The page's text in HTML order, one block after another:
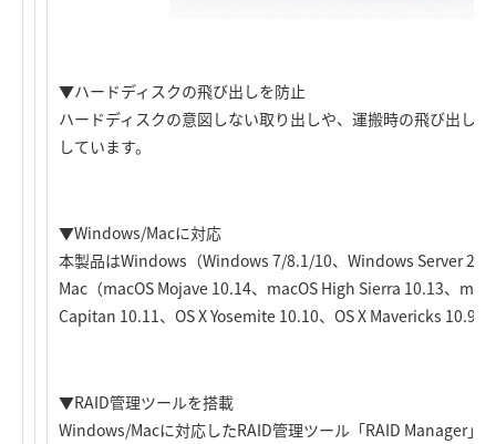
▼ハードディスクの飛び出しを防止
ハードディスクの意図しない取り出しや、運搬時の飛び出し
しています。
▼Windows/Macに対応
本製品はWindows（Windows 7/8.1/10、Windows Server
Mac（macOS Mojave 10.14、macOS High Sierra 10.13、
Capitan 10.11、OS X Yosemite 10.10、OS X Mavericks 10.9
▼RAID管理ツールを搭載
Windows/Macに対応したRAID管理ツール「RAID Manager」